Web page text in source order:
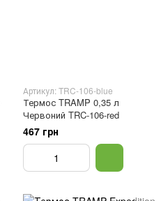
Артикул: TRC-106-blue
Термос TRAMP 0,35 л
Червоний TRC-106-red
467 грн